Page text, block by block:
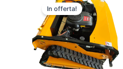
In offerta!di
prezzo:
da
$3,000.00
a
$4,100.00
prodotto
ha
più
varianti.
Le